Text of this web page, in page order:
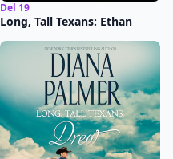
Del 19
Long, Tall Texans: Ethan